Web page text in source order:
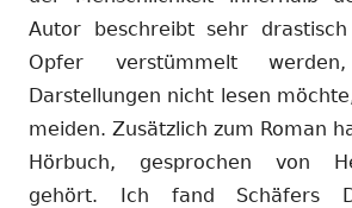
Autor beschreibt sehr
Opfer verstümmelt
Darstellungen nicht lesen
meiden. Zusätzlich zum Roman
Hörbuch, gesprochen von
gehört. Ich fand Schäfers